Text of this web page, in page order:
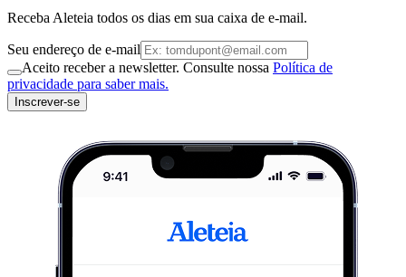
Receba Aleteia todos os dias em sua caixa de e-mail.
Seu endereço de e-mail
Aceito receber a newsletter. Consulte nossa Política de
privacidade para saber mais.
Inscrever-se